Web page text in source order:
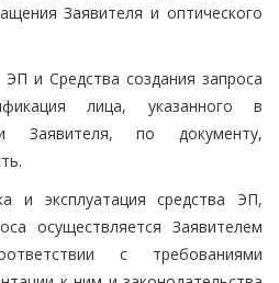
Заявителя и оптического
и Средства создания запроса
лица, указанного в
Заявителя, по документу,
и эксплуатация средства ЭП,
осуществляется Заявителем
с требованиями